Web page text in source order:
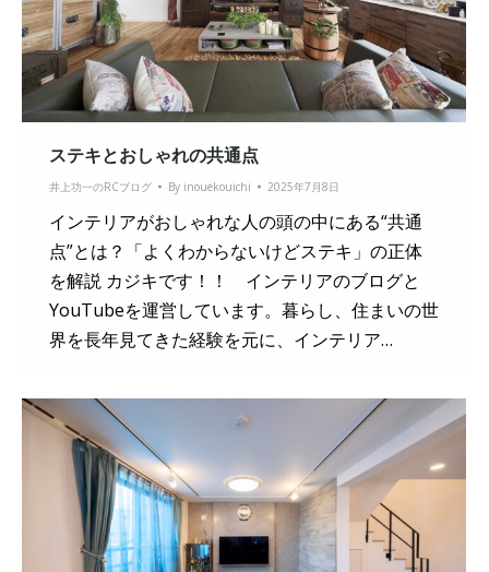
ステキとおしゃれの共通点
井上功一のRCブログ By inouekouichi 2025年7月8日
インテリアがおしゃれな人の頭の中にある“共通
点”とは？「よくわからないけどステキ」の正体
を解説 カジキです！！ インテリアのブログと
YouTubeを運営しています。暮らし、住まいの世
界を長年見てきた経験を元に、インテリア…